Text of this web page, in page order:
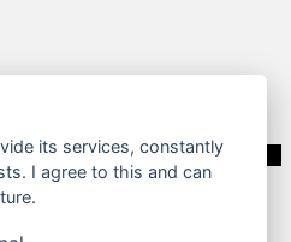
its services, constantly
I agree to this and can